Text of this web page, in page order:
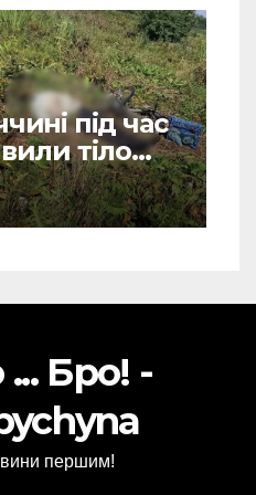
під час
тіло
(Фото)
Бро! -
першим!